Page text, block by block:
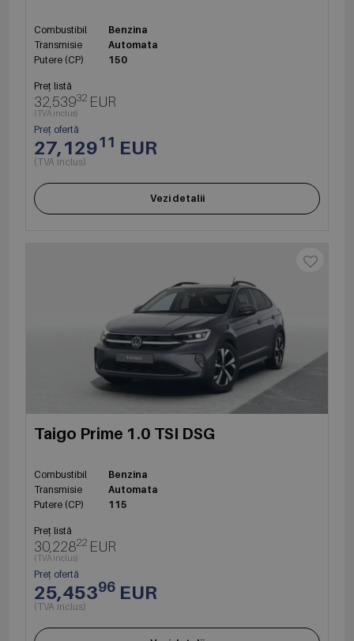
Combustibil
Benzina
Transmisie
Automata
Putere (CP)
150
Preț listă
32,53932 EUR
(TVA inclus)
Preț ofertă
27,12911 EUR
(TVA inclus)
Vezi detalii
Taigo Prime 1.0 TSI DSG
Combustibil
Benzina
Transmisie
Automata
Putere (CP)
115
Preț listă
30,22822 EUR
(TVA inclus)
Preț ofertă
25,45396 EUR
(TVA inclus)